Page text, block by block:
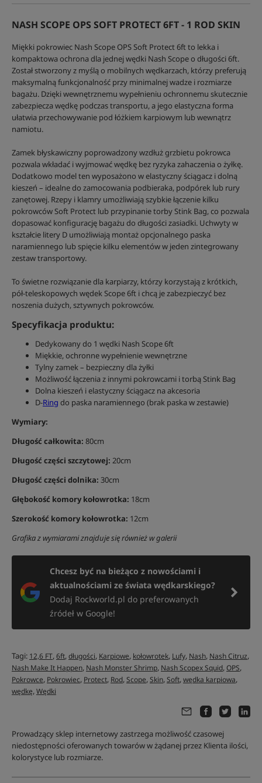
NASH SCOPE OPS SOFT PROTECT 6FT - 1 ROD SKIN
Miękki pokrowiec Nash Scope OPS Soft Protect 6ft to lekka i
kompaktowa ochrona dla jednej wędki Nash Scope o długości 6ft.
Został stworzony z myślą o mobilnych wędkarzach, którzy preferują
maksymalną funkcjonalność przy minimalnej wadze i rozmiarze
bagażu. Dzięki wewnętrznemu wypełnieniu ochronnemu skutecznie
zabezpiecza wędkę podczas transportu, a jego elastyczna forma
ułatwia przechowywanie pod łóżkiem karpiowym lub wewnątrz
namiotu.
Zamek błyskawiczny poprowadzony wzdłuż grzbietu pokrowca
pozwala wkładać i wyjmować wędkę bez ryzyka zahaczenia o żyłkę.
Dodatkowo model ten wyposażono w elastyczny ściągacz i dolną
kieszeń – idealne do zamocowania podbieraka, podpórek lub rury
zanętowej. Rzepy i klamry umożliwiają szybkie łączenie kilku
pokrowców Soft Protect lub przypinanie torby Stink Bag, co pozwala
dopasować konfigurację bagażu do długości zasiadki. Uchwyty w
kształcie litery D umożliwiają montaż opcjonalnego paska
naramiennego lub spięcie kilku elementów w jeden zintegrowany
zestaw transportowy.
To świetne rozwiązanie dla karpiarzy, którzy korzystają z krótkich,
pół-teleskopowych wędek Scope 6ft i chcą je zabezpieczyć bez
noszenia dużych, sztywnych pokrowców.
Specyfikacja produktu:
Dedykowany do 1 wędki Nash Scope 6ft
Miękkie, ochronne wypełnienie wewnętrzne
Tylny zamek – bezpieczny dla żyłki
Możliwość łączenia z innymi pokrowcami i torbą Stink Bag
Dolna kieszeń i elastyczny ściągacz na akcesoria
D-Ring do paska naramiennego (brak paska w zestawie)
Wymiary:
Długość całkowita: 80cm
Długość części szczytowej: 20cm
Długość części dolnika: 30cm
Głębokość komory kołowrotka: 18cm
Szerokość komory kołowrotka: 12cm
Grafika z wymiarami znajduje się również w galerii
Chcesz być na bieżąco z nowościami i
aktualnościami ze świata wędkarskiego?
Dodaj Rockworld.pl do preferowanych
źródeł w Google!
Tagi: 12,6 FT,6ft,długości, Karpiowe, kołowrotek, Lufy, Nash, Nash Citruz,
Nash Make It Happen, Nash Monster Shrimp, Nash Scopex Squid,OPS,
Pokrowce, Pokrowiec, Protect, Rod,Scope,Skin,Soft,wędka karpiowa,
wędkę,Wędki
Prowadzący sklep internetowy zastrzega możliwość czasowej
niedostępności oferowanych towarów w żądanej przez Klienta ilości,
kolorystyce lub rozmiarze.